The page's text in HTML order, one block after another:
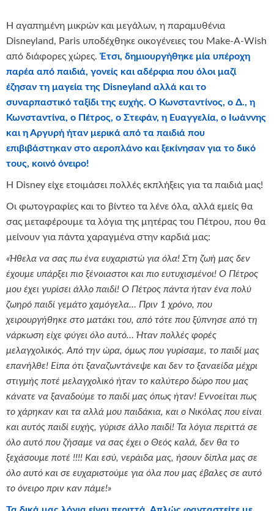
Η αγαπημένη μικρών και μεγάλων, η παραμυθένια
Disneyland, Paris υποδέχθηκε οικογένειες του Make-A-Wish
από διάφορες χώρες. Έτσι, δημιουργήθηκε μία υπέροχη
παρέα από παιδιά, γονείς και αδέρφια που όλοι μαζί
έζησαν τη μαγεία της Disneyland αλλά και το
συναρπαστικό ταξίδι της ευχής. Ο Κωνσταντίνος, ο Δ., η
Κωνσταντίνα, ο Πέτρος, ο Στεφάν, η Ευαγγελία, ο Ιωάννης
και η Αργυρή ήταν μερικά από τα παιδιά που
επιβιβάστηκαν στο αεροπλάνο και ξεκίνησαν για το δικό
τους, κοινό όνειρο!
Η Disney είχε ετοιμάσει πολλές εκπλήξεις για τα παιδιά μας!
Οι φωτογραφίες και το βίντεο τα λένε όλα, αλλά εμείς θα
σας μεταφέρουμε τα λόγια της μητέρας του Πέτρου, που θα
μείνουν για πάντα χαραγμένα στην καρδιά μας:
«Ήθελα να σας πω ένα ευχαριστώ για όλα! Στη ζωή μας δεν
έχουμε υπάρξει πιο ξένοιαστοι και πιο ευτυχισμένοι! Ο Πέτρος
μου έχει γυρίσει άλλο παιδί! Ο Πέτρος πάντα ήταν ένα πολύ
ζωηρό παιδί γεμάτο χαμόγελα… Πριν 1 χρόνο, που
χειρουργήθηκε στο ματάκι του, από τότε που ξύπνησε από τη
νάρκωση είχε φύγει όλο αυτό… Ήταν πολλές φορές
μελαγχολικός. Από την ώρα, όμως που γυρίσαμε, το παιδί μας
επανήλθε! Είπα ότι ξαναζωντάνεψε και δεν το ξαναείδα μέχρι
στιγμής ποτέ μελαγχολικό ήταν το καλύτερο δώρο που μας
κάνατε να ξαναδούμε το παιδί μας όπως ήταν! Εννοείται πως
το χάρηκαν και τα αλλά μου παιδάκια, και ο Νικόλας που είναι
και αυτός παιδί ευχής, γύρισε άλλο παιδί! Τα λόγια περιττά σε
όλο αυτό που ζήσαμε να σας έχει ο Θεός καλά, δεν θα το
ξεχάσουμε ποτέ !!!! Και εσύ, νεράιδα μας, ήσουν δίπλα μας σε
όλο αυτό και σε ευχαριστούμε για όλα που μας έβαλες σε αυτό
το όνειρο πριν καν πάμε!»